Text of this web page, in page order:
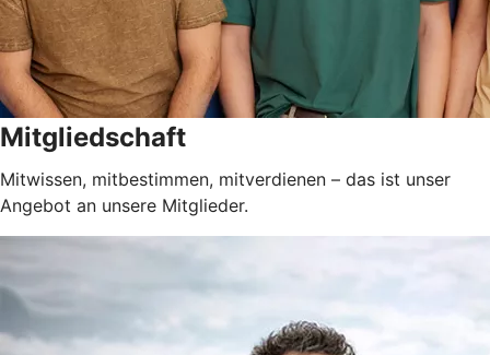
Mitgliedschaft
Mitwissen, mitbestimmen, mitverdienen – das ist unser
Angebot an unsere Mitglieder.